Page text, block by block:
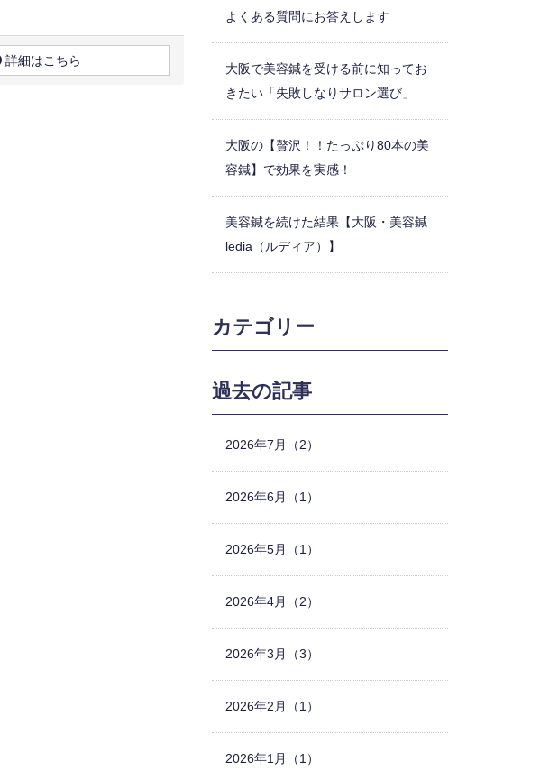
詳細はこちら
よくある質問にお答えします
大阪で美容鍼を受ける前に知ってお
きたい「失敗しなりサロン選び」
大阪の【贅沢！！たっぷり80本の美
容鍼】で効果を実感！
美容鍼を続けた結果【大阪・美容鍼
ledia（ルディア）】
カテゴリー
過去の記事
2026年7月（2）
2026年6月（1）
2026年5月（1）
2026年4月（2）
2026年3月（3）
2026年2月（1）
2026年1月（1）